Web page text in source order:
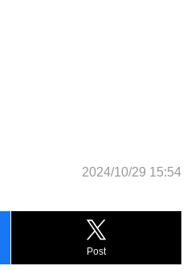
2024/10/29 15:54
Post